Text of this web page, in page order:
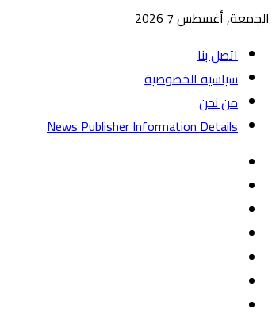
الجمعة, أغسطس 7 2026
اتصل بنا
سياسية الخصوصية
من نحن
News Publisher Information Details